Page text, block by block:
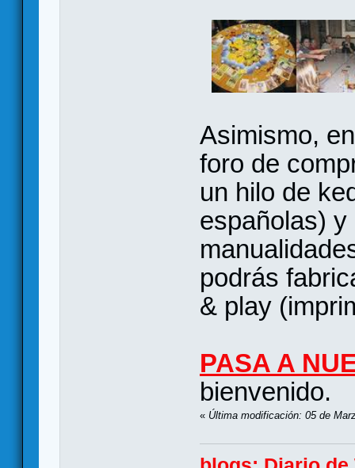
Asimismo,
foro de
un hilo de
españolas)
podrás
& play
PASA A
bienvenido.
« Última modificación: 05 de